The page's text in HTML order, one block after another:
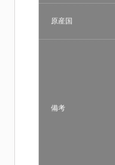
原産国
備考